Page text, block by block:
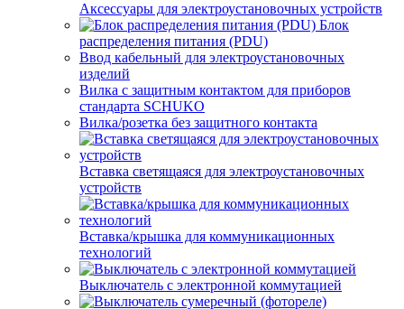
Аксессуары для электроустановочных устройств
Блок
распределения питания (PDU)
Ввод кабельный для электроустановочных
изделий
Вилка с защитным контактом для приборов
стандарта SCHUKO
Вилка/розетка без защитного контакта
Вставка светящаяся для электроустановочных
устройств
Вставка/крышка для коммуникационных
технологий
Выключатель с электронной коммутацией